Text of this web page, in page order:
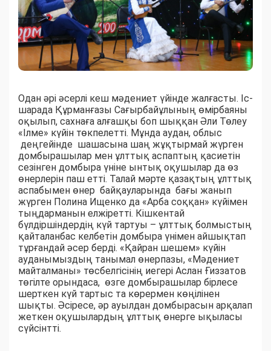
Одан әрі әсерлі кеш мәдениет үйінде жалғасты. Іс-
шарада Құрманғазы Сағырбайұлының өмірбаяны
оқылып, сахнаға алғашқы боп шыққан Әли Төлеу
«Ілме» күйін төкпелетті. Мұнда аудан, облыс
деңгейінде шашасына шаң жұқтырмай жүрген
домбырашылар мен ұлттық аспаптың қасиетін
сезінген домбыра үніне ынтық оқушылар да өз
өнерлерін паш етті. Талай мәрте қазақтың ұлттық
аспабымен өнер байқауларында бағы жанып
жүрген Полина Ищенко да «Арба соққан» күйімен
тыңдарманын елжіретті. Кішкентай
бүлдіршіндердің күй тартуы – ұлттық болмыстың
қайталанбас келбетін домбыра үнімен айшықтап
тұрғандай әсер берді. «Қайран шешем» күйін
ауданымыздың танымал өнерпазы, «Мәдениет
майталманы» төсбелгісінің иегері Аслан Ғиззатов
төгілте орындаса, өзге домбырашылар бірлесе
шерткен күй тартыс та көрермен көңілінен
шықты. Әсіресе, әр ауылдан домбырасын арқалап
жеткен оқушылардың ұлттық өнерге ықыласы
сүйсінтті.